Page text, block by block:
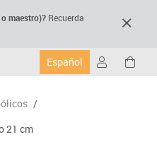
maestro)? Recuerda
Español
/
21 cm